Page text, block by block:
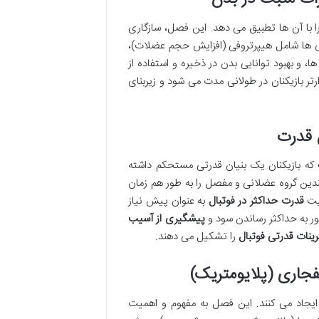
آن ها تطبیق می دهد. این فصل، سازگاری
ها شامل هیپرتروفی (افزایش حجم عضلات)،
و بهبود توانایی بدن در ذخیره و استفاده از
بازیکنان در طولانی مدت می شود و زیربنای
بازیکنان یک بنیان قدرتی مستحکم داشته
گروه عضلانی و مفصل را به طور هم زمان
قدرت حداکثر در فوتبال به عنوان پیش نیاز
به حداکثر رساندن سود وپیشگیری از آسیب
قدرتی فوتبال را تشکیل می دهند.
ایجاد می کنند. این فصل به مفهوم و اهمیت